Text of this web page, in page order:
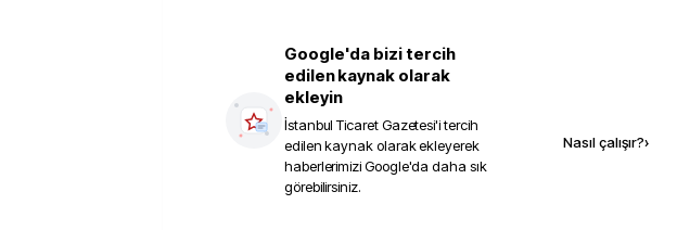
Google'da bizi tercih
edilen kaynak olarak
ekleyin
İstanbul Ticaret Gazetesi'i tercih
edilen kaynak olarak ekleyerek
haberlerimizi Google'da daha sık
görebilirsiniz.
Nasıl çalışır?›